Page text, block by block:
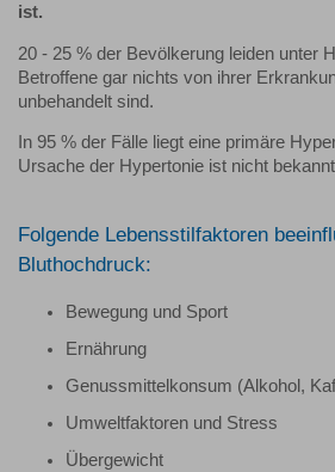
ist.
20 - 25 % der Bevölkerung leiden unter
Betroffene gar nichts von ihrer
unbehandelt sind.
In 95 % der Fälle liegt eine primäre
Ursache der Hypertonie ist nicht
Folgende Lebensstilfaktoren
Bluthochdruck:
Bewegung und Sport
Ernährung
Genussmittelkonsum (Alkohol,
Umweltfaktoren und Stress
Übergewicht